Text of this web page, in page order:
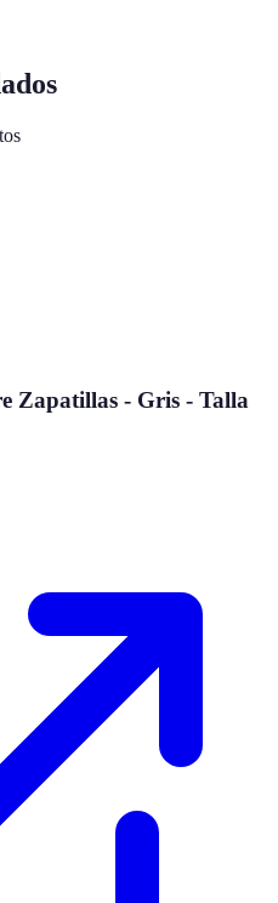
Zapatillas - Gris - Talla